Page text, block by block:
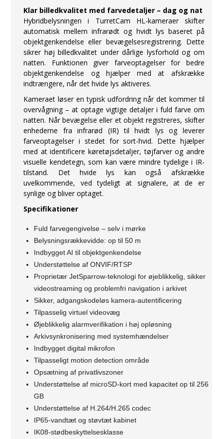
Klar billedkvalitet med farvedetaljer – dag og nat
Hybridbelysningen i TurretCam HL-kameraer skifter
automatisk mellem infrarødt og hvidt lys baseret på
objektgenkendelse eller bevægelsesregistrering. Dette
sikrer høj billedkvalitet under dårlige lysforhold og om
natten. Funktionen giver farveoptagelser for bedre
objektgenkendelse og hjælper med at afskrække
indtrængere, når det hvide lys aktiveres.
Kameraet løser en typisk udfordring når det kommer til
overvågning – at optage vigtige detaljer i fuld farve om
natten. Når bevægelse eller et objekt registreres, skifter
enhederne fra infrarød (IR) til hvidt lys og leverer
farveoptagelser i stedet for sort-hvid. Dette hjælper
med at identificere køretøjsdetaljer, tøjfarver og andre
visuelle kendetegn, som kan være mindre tydelige i IR-
tilstand. Det hvide lys kan også afskrække
uvelkommende, ved tydeligt at signalere, at de er
synlige og bliver optaget.
Specifikationer
Fuld farvegengivelse – selv i mørke
Belysningsrækkevidde: op til 50 m
Indbygget AI til objektgenkendelse
Understøttelse af ONVIF/RTSP
Proprietær JetSparrow-teknologi for øjeblikkelig, sikker
videostreaming og problemfri navigation i arkivet
Sikker, adgangskodeløs kamera-autentificering
Tilpasselig virtuel videovæg
Øjeblikkelig alarmverifikation i høj opløsning
Arkivsynkronisering med systemhændelser
Indbygget digital mikrofon
Tilpasseligt motion detection område
Opsætning af privatlivszoner
Understøttelse af microSD-kort med kapacitet op til 256
GB
Understøttelse af H.264/H.265 codec
IP65-vandtæt og støvtæt kabinet
IK08-stødbeskyttelsesklasse